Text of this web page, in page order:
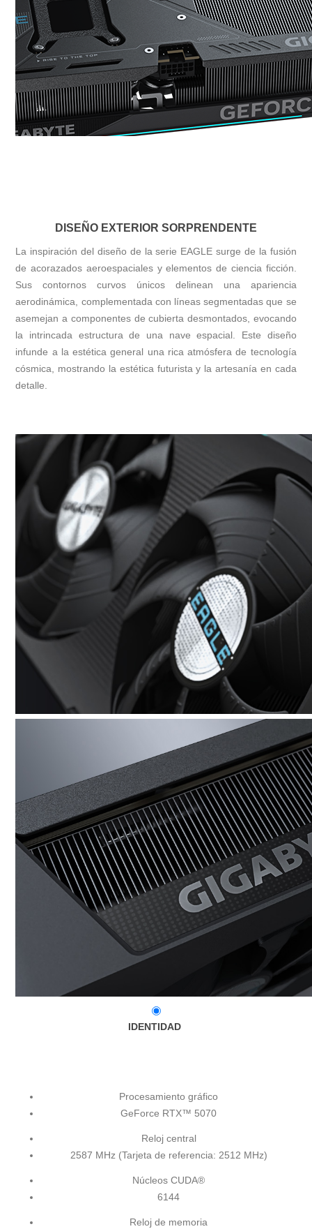
DISEÑO EXTERIOR SORPRENDENTE
La inspiración del diseño de la serie EAGLE surge de la fusión
de acorazados aeroespaciales y elementos de ciencia ficción.
Sus contornos curvos únicos delinean una apariencia
aerodinámica, complementada con líneas segmentadas que se
asemejan a componentes de cubierta desmontados, evocando
la intrincada estructura de una nave espacial. Este diseño
infunde a la estética general una rica atmósfera de tecnología
cósmica, mostrando la estética futurista y la artesanía en cada
detalle.
IDENTIDAD
Procesamiento gráfico
GeForce RTX™ 5070
Reloj central
2587 MHz (Tarjeta de referencia: 2512 MHz)
Núcleos CUDA®
6144
Reloj de memoria